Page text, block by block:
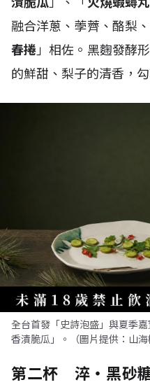
融合洋蔥、荸薺、酪梨
春捲」相佐。黑麴發酵
的鮮甜、梨子的清香，
全台首發「史詩泡盛」與夏季
香漬脆瓜」。（圖片提供：山海
第二杯 淬・黑砂